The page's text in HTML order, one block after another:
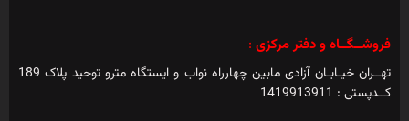
فروشــگــاه و دفتر مرکزی :
تهــران خیـابـان آزادی مابین چهارراه نواب و ایستگاه مترو توحید پلاک 189
کــدپستی : 1419913911